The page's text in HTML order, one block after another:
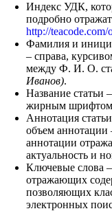
Индекс УДК,
подробно
http://teacode.com/
Фамилия и
– справа,
между Ф. И. О.
Иванов).
Название статьи
жирным
Аннотация
объем аннотации
аннотации
актуальность и
Ключевые слова
отражающих
позволяющих
электронных